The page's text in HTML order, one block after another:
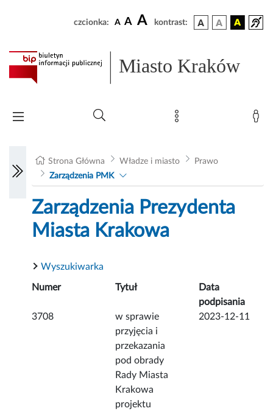
czcionka: A A A kontrast:
Miasto Kraków
Strona Główna Władze i miasto
Prawo
Zarządzenia PMK
Zarządzenia Prezydenta
Miasta Krakowa
Wyszukiwarka
Numer Tytuł
Data
podpisania
3708
w sprawie
przyjęcia i
przekazania
pod obrady
Rady Miasta
Krakowa
projektu
2023-12-11